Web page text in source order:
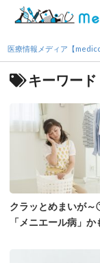
医療情報メディア【
キーワー
クラッとめまいが～
「メニエール病」か